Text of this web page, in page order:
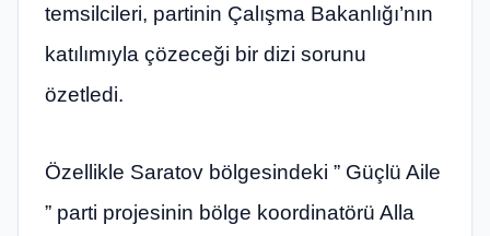
temsilcileri, partinin Çalışma Bakanlığı’nın
katılımıyla çözeceği bir dizi sorunu
özetledi.
Özellikle Saratov bölgesindeki ” Güçlü Aile
” parti projesinin bölge koordinatörü Alla